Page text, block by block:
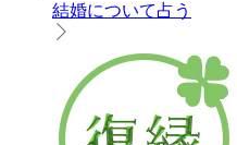
結婚について占う